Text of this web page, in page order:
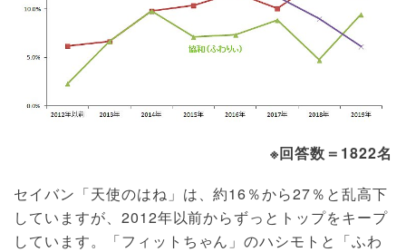
※回答数＝1822名
セイバン「天使のはね」は、約16％から27％と乱高下
していますが、2012年以前からずっとトップをキープ
しています。「フィットちゃん」のハシモトと「ふわ